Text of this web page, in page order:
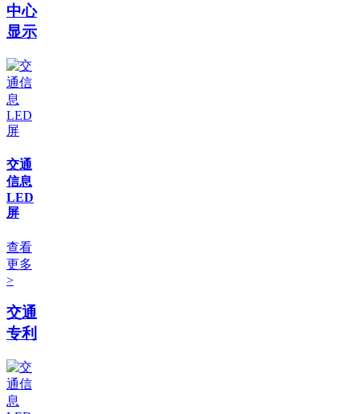
中心
显示
交通
信息
LED
屏
查看
更多
>
交通
专利